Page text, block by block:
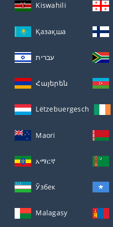
Kiswahili
Қазақша
עברית
Հայերեն
Lëtzebuergesch
Maori
አማርኛ
Ўзбек
Malagasy